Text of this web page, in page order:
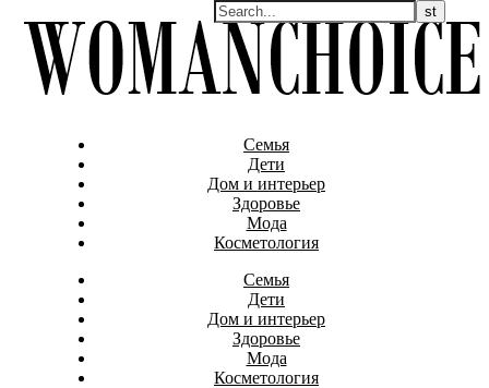
Семья
Дети
Дом и интерьер
Здоровье
Мода
Косметология
Семья
Дети
Дом и интерьер
Здоровье
Мода
Косметология